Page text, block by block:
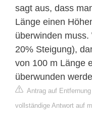
sagt aus, dass
Länge einen
überwinden
20% Steigung),
von 100 m Länge
überwunden
Antrag auf
vollständige Antwort auf